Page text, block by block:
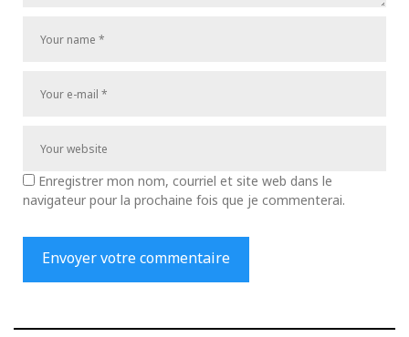
Enregistrer mon nom, courriel et site web dans le
navigateur pour la prochaine fois que je commenterai.